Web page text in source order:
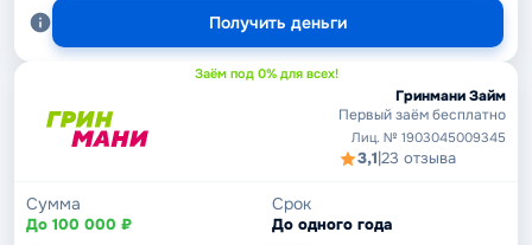
Получить деньги
Заём под 0% для всех!
Гринмани Займ
Первый заём бесплатно
Лиц. № 1903045009345
3,1|23 отзыва
Сумма
До 100 000 ₽
Срок
До одного года